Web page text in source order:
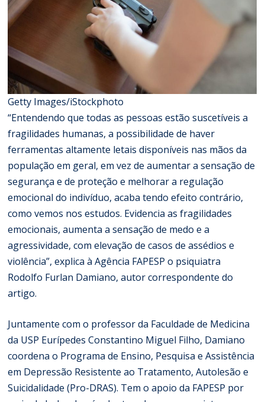
Getty Images/iStockphoto
“Entendendo que todas as pessoas estão suscetíveis a
fragilidades humanas, a possibilidade de haver
ferramentas altamente letais disponíveis nas mãos da
população em geral, em vez de aumentar a sensação de
segurança e de proteção e melhorar a regulação
emocional do indivíduo, acaba tendo efeito contrário,
como vemos nos estudos. Evidencia as fragilidades
emocionais, aumenta a sensação de medo e a
agressividade, com elevação de casos de assédios e
violência”, explica à Agência FAPESP o psiquiatra
Rodolfo Furlan Damiano, autor correspondente do
artigo.
Juntamente com o professor da Faculdade de Medicina
da USP Eurípedes Constantino Miguel Filho, Damiano
coordena o Programa de Ensino, Pesquisa e Assistência
em Depressão Resistente ao Tratamento, Autolesão e
Suicidalidade (Pro-DRAS). Tem o apoio da FAPESP por